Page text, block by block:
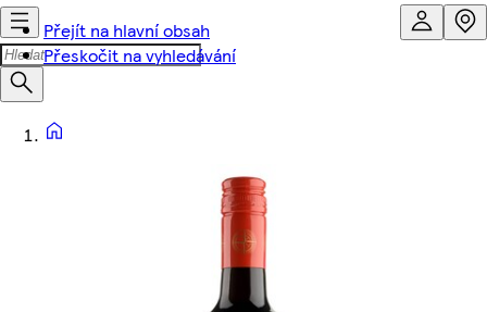
Přejít na hlavní obsah
Přeskočit na vyhledávání